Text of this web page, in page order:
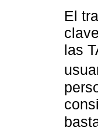
El
las